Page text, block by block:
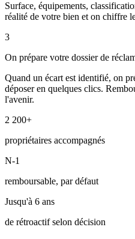
Surface, équipements,
réalité de votre bien et on chiffre
3
On prépare votre dossier de
Quand un écart est identifié, on
déposer en quelques clics.
l'avenir.
2 200+
propriétaires accompagnés
N-1
remboursable, par défaut
Jusqu'à 6 ans
de rétroactif selon décision